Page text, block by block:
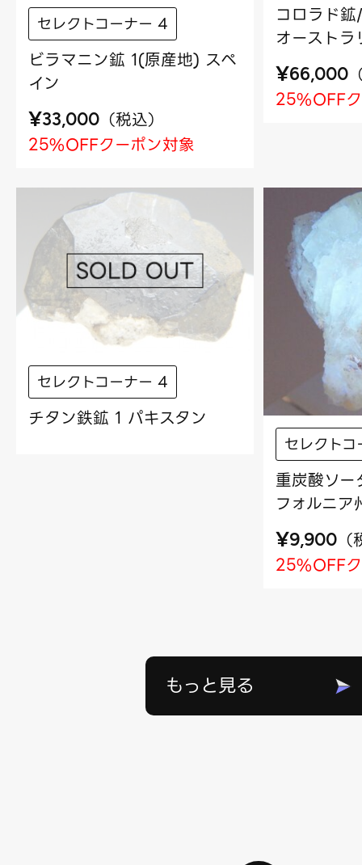
セレクトコーナー 4
ビラマニン鉱 1(原産地) スペ
イン
¥33,000 （税込）
25%OFFクーポン対象
コロラド
オーストラ
¥66,000
25%OFF
セレクトコーナー 4
チタン鉄鉱 1 パキスタン
セレクト
重炭酸ソ
フォルニア
¥9,900 （
25%OFF
もっと見る